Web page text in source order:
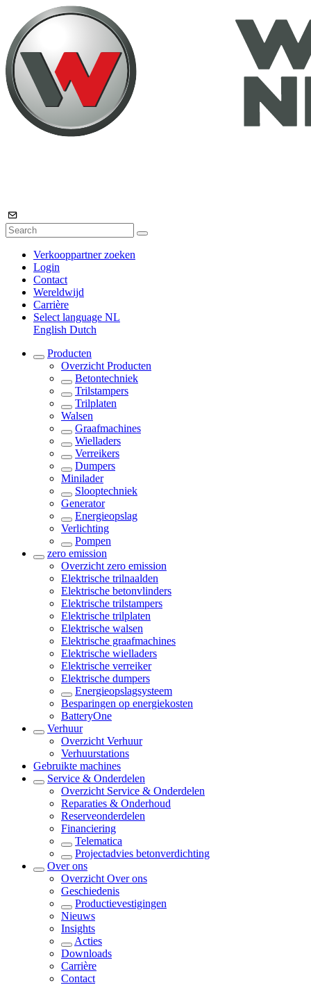
Verkooppartner zoeken
Login
Contact
Wereldwijd
Carrière
Select language NL
English Dutch
Producten
Overzicht Producten
Betontechniek
Trilstampers
Trilplaten
Walsen
Graafmachines
Wielladers
Verreikers
Dumpers
Minilader
Slooptechniek
Generator
Energieopslag
Verlichting
Pompen
zero emission
Overzicht zero emission
Elektrische trilnaalden
Elektrische betonvlinders
Elektrische trilstampers
Elektrische trilplaten
Elektrische walsen
Elektrische graafmachines
Elektrische wielladers
Elektrische verreiker
Elektrische dumpers
Energieopslagsysteem
Besparingen op energiekosten
BatteryOne
Verhuur
Overzicht Verhuur
Verhuurstations
Gebruikte machines
Service & Onderdelen
Overzicht Service & Onderdelen
Reparaties & Onderhoud
Reserveonderdelen
Financiering
Telematica
Projectadvies betonverdichting
Over ons
Overzicht Over ons
Geschiedenis
Productievestigingen
Nieuws
Insights
Acties
Downloads
Carrière
Contact